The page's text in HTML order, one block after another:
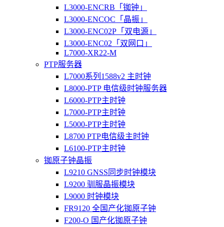
L3000-ENCRB「铷钟」
L3000-ENCOC「晶振」
L3000-ENC02P「双电源」
L3000-ENC02「双网口」
L7000-XR22-M
PTP服务器
L7000系列1588v2 主时钟
L8000-PTP 电信级时钟服务器
L6000-PTP主时钟
L7000-PTP主时钟
L5000-PTP主时钟
L8700 PTP电信级主时钟
L6100-PTP主时钟
铷原子钟晶振
L9210 GNSS同步时钟模块
L9200 驯服晶振模块
L9000 时钟模块
FR9120 全国产化铷原子钟
F200-O 国产化铷原子钟